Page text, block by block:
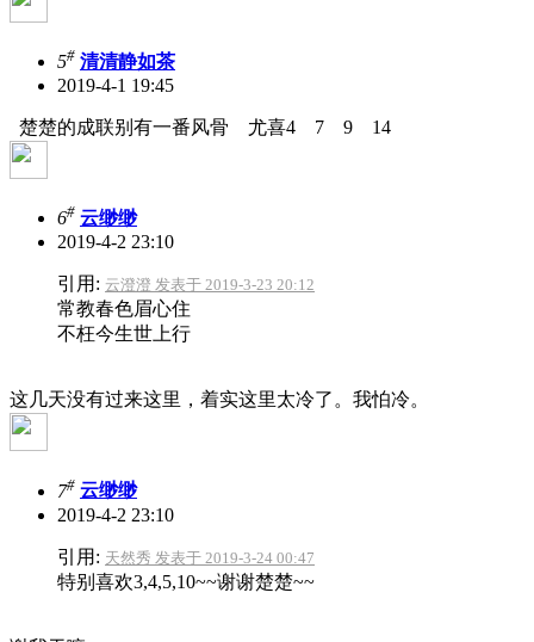
5# 清清静如茶
2019-4-1 19:45
楚楚的成联别有一番风骨 尤喜4 7 9 14
6# 云缈缈
2019-4-2 23:10
引用: 云澄澄 发表于 2019-3-23 20:12
常教春色眉心住
不枉今生世上行
这几天没有过来这里，着实这里太冷了。我怕冷。
7# 云缈缈
2019-4-2 23:10
引用: 天然秀 发表于 2019-3-24 00:47
特别喜欢3,4,5,10~~谢谢楚楚~~